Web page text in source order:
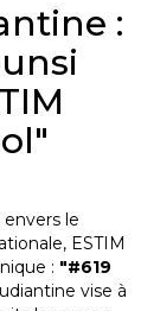
:
le
ESTIM
: "#619
vise à